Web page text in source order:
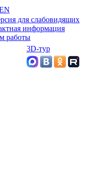
для слабовидящих
информация
работы
3D-тур